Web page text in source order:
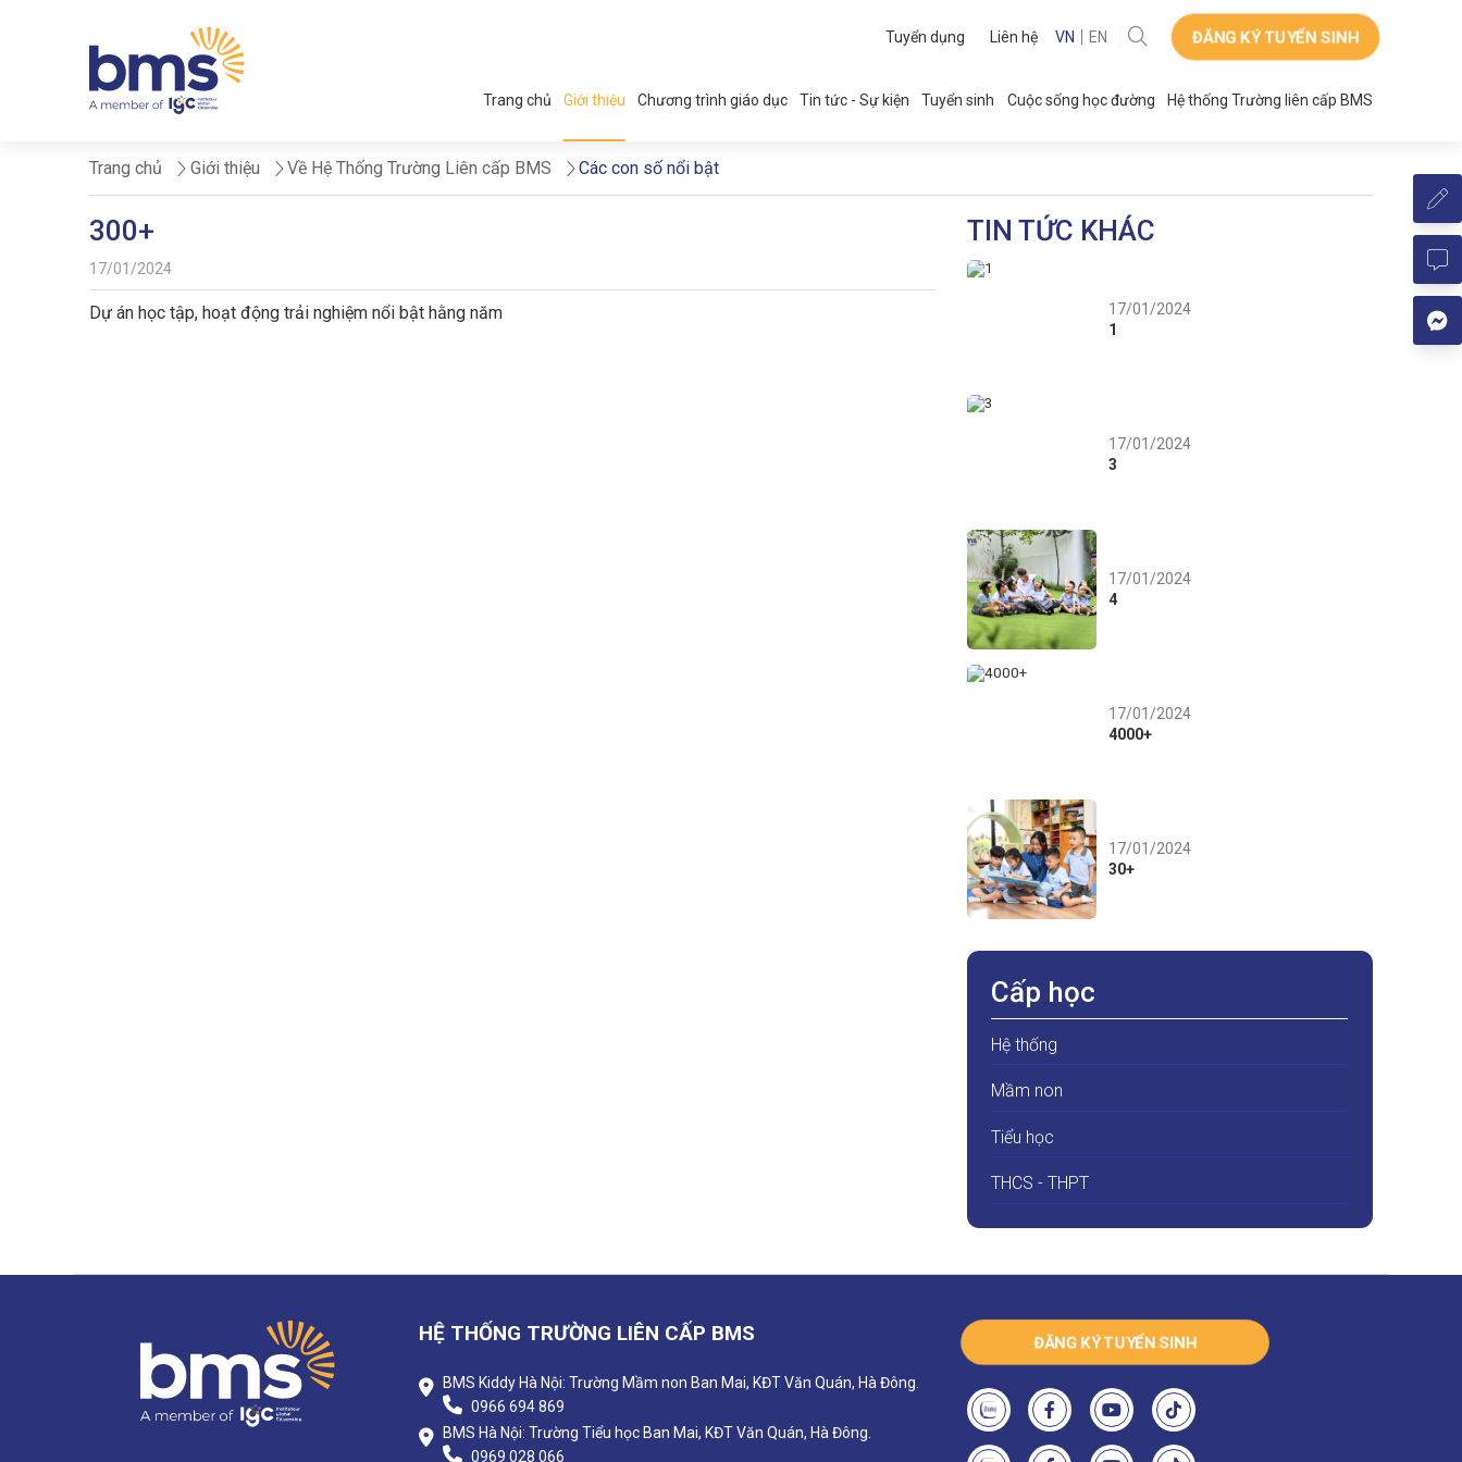
Tuyển dụng Liên hệ VN EN ĐĂNG KÝ TUYỂN SINH
Trang chủ Giới thiệu Chương trình giáo dục Tin tức - Sự kiện Tuyển sinh Cuộc sống học đường Hệ thống Trường liên cấp BMS
Trang chủ Giới thiệu Về Hệ Thống Trường Liên cấp BMS Các con số nổi bật
300+
17/01/2024
Dự án học tập, hoạt động trải nghiệm nổi bật hằng năm
TIN TỨC KHÁC
17/01/2024
1
17/01/2024
3
17/01/2024
4
17/01/2024
4000+
17/01/2024
30+
Cấp học
Hệ thống
Mầm non
Tiểu học
THCS - THPT
HỆ THỐNG TRƯỜNG LIÊN CẤP BMS
BMS Kiddy Hà Nội: Trường Mầm non Ban Mai, KĐT Văn Quán, Hà Đông.
0966 694 869
BMS Hà Nội: Trường Tiểu học Ban Mai, KĐT Văn Quán, Hà Đông.
0969 028 066
ĐĂNG KÝ TUYỂN SINH